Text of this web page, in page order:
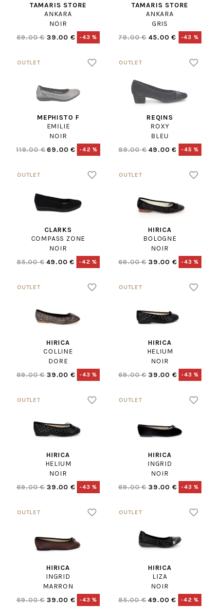
TAMARIS STORE
ANKARA
NOIR
69.00 € 39.00 € -43 %
TAMARIS STORE
ANKARA
GRIS
79.00 € 45.00 € -43 %
MEPHISTO F
EMILIE
NOIR
119.00 € 69.00 € -42 %
REQINS
ROXY
BLEU
89.00 € 49.00 € -45 %
CLARKS
COMPASS ZONE
NOIR
85.00 € 49.00 € -42 %
HIRICA
BOLOGNE
NOIR
69.00 € 39.00 € -43 %
HIRICA
COLLINE
DORE
69.00 € 39.00 € -43 %
HIRICA
HELIUM
NOIR
69.00 € 39.00 € -43 %
HIRICA
HELIUM
NOIR
69.00 € 39.00 € -43 %
HIRICA
INGRID
NOIR
69.00 € 39.00 € -43 %
HIRICA
INGRID
MARRON
69.00 € 39.00 € -43 %
HIRICA
LIZA
NOIR
85.00 € 49.00 € -42 %